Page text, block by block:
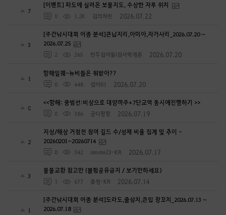
7
[이벤트] 파도에 실려온 보물지도, 수상한 자루 위치
0 1.2K 김의하린 2026.07.22
3
[주간낚시대회 어종 분석]큰납지리,아미아,자가사리_2026.07.20 ~
2026.07.25
2 265 만두집아들I검사학개론 2026.07.20
1
항해일퀘-뉴비들은 뭐받아??
0 448 섭이01 2026.07.20
0
<<항해: 중범선:비상으로 대양까주+7단교역 동시에진행하기 >>
0 386 궁디팡팡 2026.07.19
2
지상/해상 거점전 참여 길드 수/성채 비율 집계 및 추이 -
20260201~20260714
0 342 omote23-KR 2026.07.17
3
물물교환 참고만 (불펌공유금지 / 보기만하세요)
1 677 춉찡-KR 2026.07.14
1
[주간낚시대회 어종 분석]도라도,줄삼치,큰입 창꼬치_2026.07.13 ~
2026.07.18